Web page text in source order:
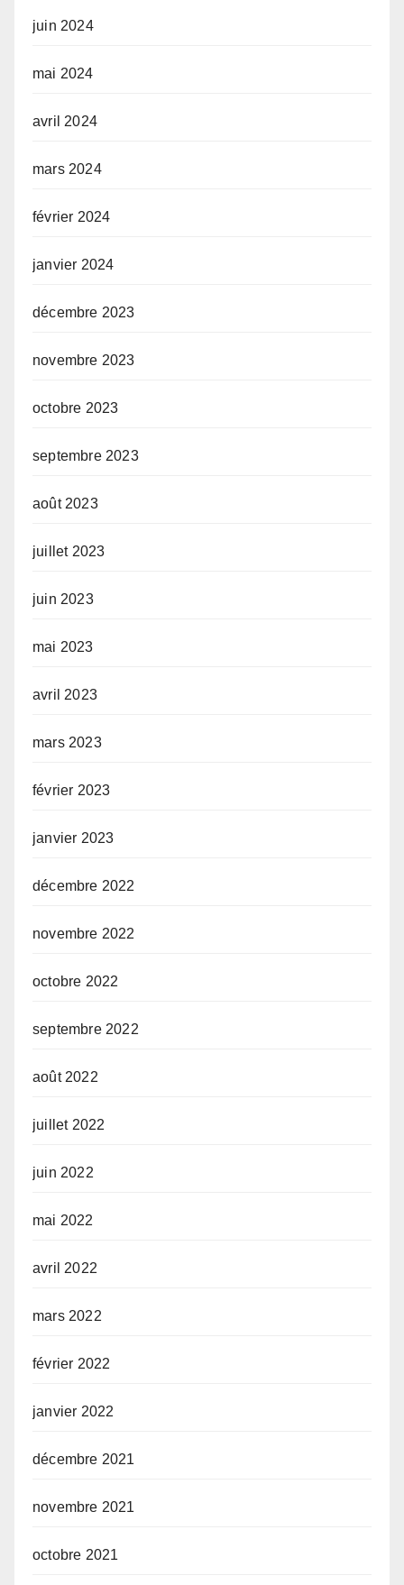
juin 2024
mai 2024
avril 2024
mars 2024
février 2024
janvier 2024
décembre 2023
novembre 2023
octobre 2023
septembre 2023
août 2023
juillet 2023
juin 2023
mai 2023
avril 2023
mars 2023
février 2023
janvier 2023
décembre 2022
novembre 2022
octobre 2022
septembre 2022
août 2022
juillet 2022
juin 2022
mai 2022
avril 2022
mars 2022
février 2022
janvier 2022
décembre 2021
novembre 2021
octobre 2021